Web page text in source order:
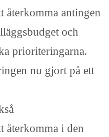
återkomma antingen
och
prioriteringarna.
nu gjort på ett
återkomma i den